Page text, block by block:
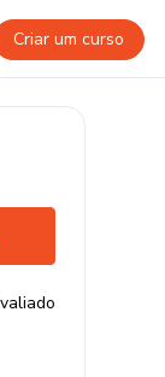
Criar um curso